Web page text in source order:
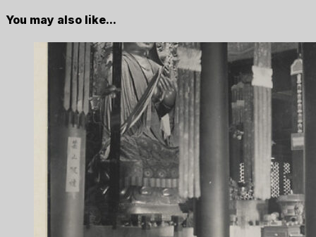
You may also like...